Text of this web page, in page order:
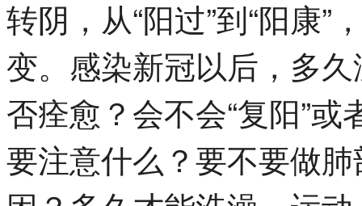
转阴，从“阳过”到“阳康
变。感染新冠以后，多
否痊愈？会不会“复阳”或
要注意什么？要不要做